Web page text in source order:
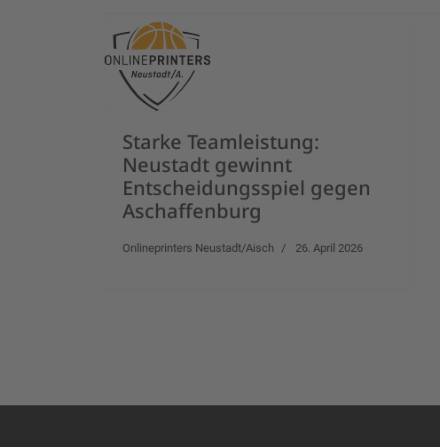
Starke Teamleistung:
Neustadt gewinnt
Entscheidungsspiel gegen
Aschaffenburg
Onlineprinters Neustadt/Aisch 26. April 2026